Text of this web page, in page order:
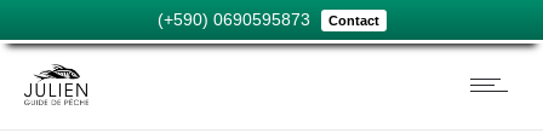
(+590) 0690595873 Contact